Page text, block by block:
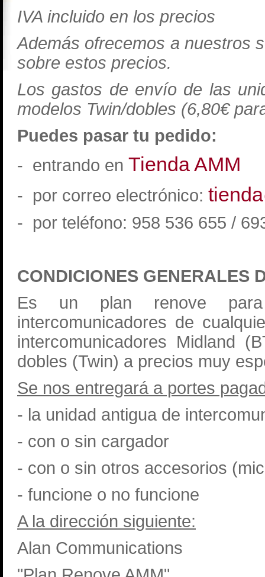
IVA incluido en los precios
Además ofrecemos a nuestros
sobre estos precios.
Los gastos de envío de las
modelos Twin/dobles (6,80€
Puedes pasar tu pedido:
- entrando en Tienda AMM
- por correo electrónico:
- por teléfono: 958 536 655 /
CONDICIONES GENERALES
Es un plan renove para
intercomunicadores de
intercomunicadores Midland
dobles (Twin) a precios muy
Se nos entregará a portes
- la unidad antigua de
- con o sin cargador
- con o sin otros accesorios
- funcione o no funcione
A la dirección siguiente:
Alan Communications